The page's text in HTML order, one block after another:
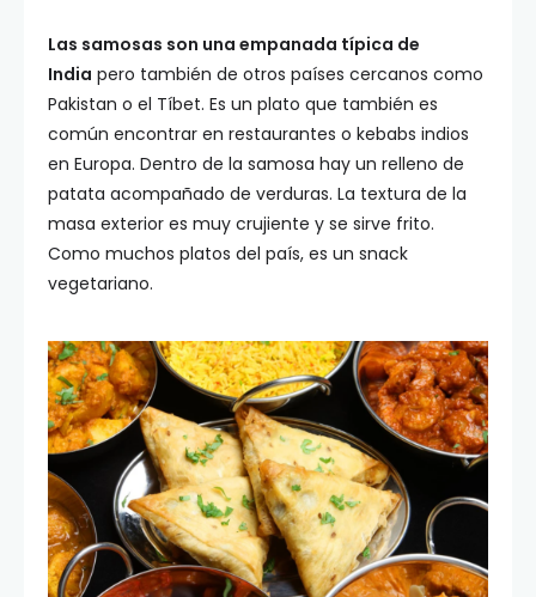
Las samosas son una empanada típica de
India pero también de otros países cercanos como
Pakistan o el Tíbet. Es un plato que también es
común encontrar en restaurantes o kebabs indios
en Europa. Dentro de la samosa hay un relleno de
patata acompañado de verduras. La textura de la
masa exterior es muy crujiente y se sirve frito.
Como muchos platos del país, es un snack
vegetariano.